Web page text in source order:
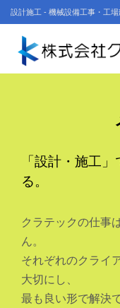
設計施工 - 機械設備工事・工
「設計・施工
る。
クラテックの仕事
ん。
それぞれのクライ
大切にし、
最も良い形で解決